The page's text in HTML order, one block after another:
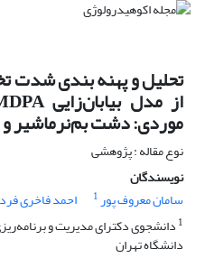
تحلیل و پهنه بندی شدت
موردی: دشت بم‌نرماشیر
نوع مقاله : پژوهشی
نویسندگان
سامان معروف پور1 احمد فاخری فرد
1 دانشجوی دکترای مدیریت و
دانشگاه تهران